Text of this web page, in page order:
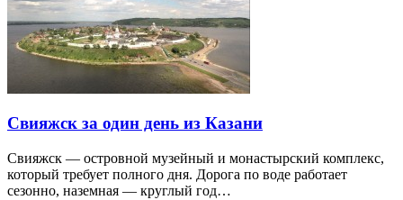
Свияжск за один день из Казани
Свияжск — островной музейный и монастырский комплекс,
который требует полного дня. Дорога по воде работает
сезонно, наземная — круглый год…